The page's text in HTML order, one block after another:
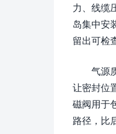
力、线缆
岛集中安
留出可检
气源
让密封位
磁阀用于
路径，比